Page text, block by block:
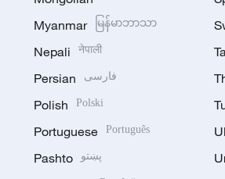
Myanmar မြန်မာဘာသာ
Nepali नेपाली
Persian فارسی
Polish Polski
Portuguese Português
Pashto پښتو